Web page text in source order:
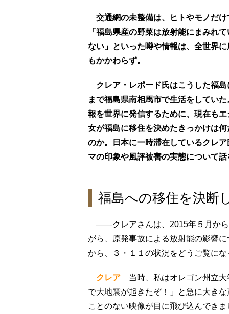
交通網の未整備は、ヒトやモノだ
「福島県産の野菜は放射能にまみれ
ない」といった噂や情報は、全世界
もかかわらず。
クレア・レポード氏はこうした福
まで福島県南相馬市で生活をしてい
報を世界に発信するために、現在も
女が福島に移住を決めたきっかけは
のか。日本に一時滞在しているクレ
マの印象や風評被害の実態について
福島への移住を決断
――クレアさんは、2015年５月から
がら、原発事故による放射能の影響
から、３・１１の状況をどうご覧に
クレア 当時、私はオレゴン州立大
で大地震が起きたぞ！」と急に大き
ことのない映像が目に飛び込んでき